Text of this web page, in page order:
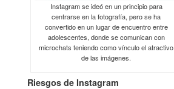
Instagram se ideó en un principio para
centrarse en la fotografía, pero se ha
convertido en un lugar de encuentro entre
adolescentes, donde se comunican con
microchats teniendo como vínculo el atractivo
de las imágenes.
Riesgos de Instagram